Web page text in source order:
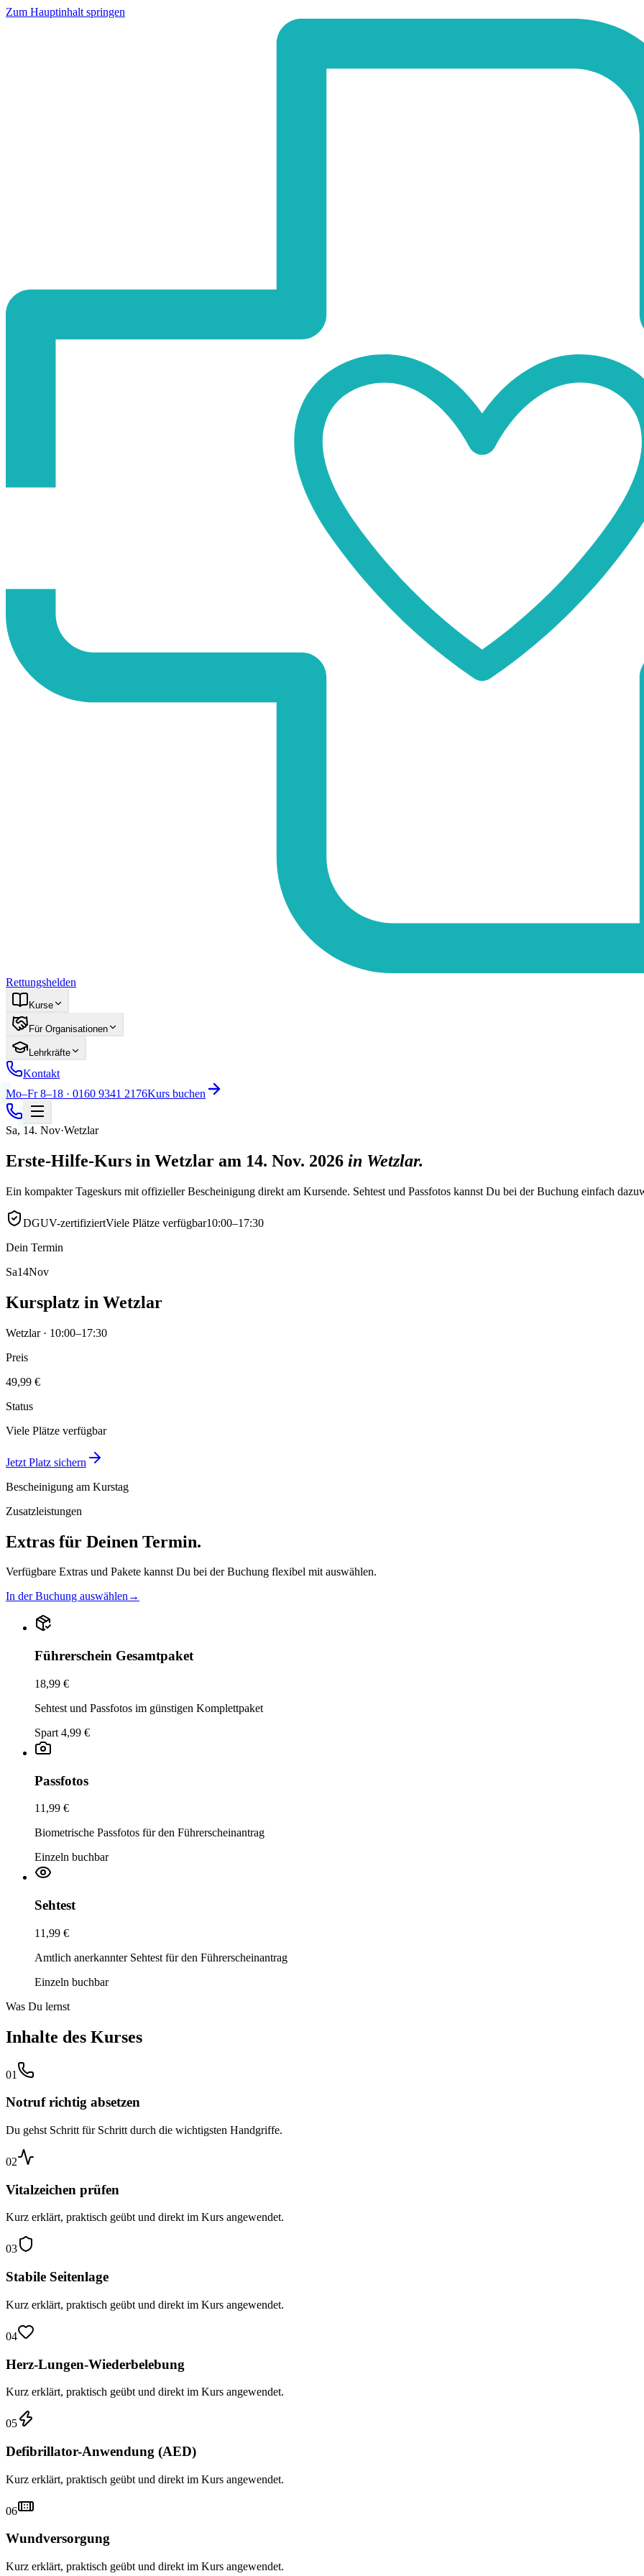
Zum Hauptinhalt springen
Rettungshelden
Kurse
Für Organisationen
Lehrkräfte
Kontakt
Mo–Fr 8–18 · 0160 9341 2176Kurs buchen
Sa, 14. Nov·Wetzlar
Erste-Hilfe-Kurs in Wetzlar am 14. Nov. 2026 in Wetzlar.
Ein kompakter Tageskurs mit offizieller Bescheinigung direkt am Kursende. Sehtest und Passfotos kannst Du bei der Buchung einfach
DGUV-zertifiziertViele Plätze verfügbar10:00–17:30
Dein Termin
Sa14Nov
Kursplatz in Wetzlar
Wetzlar · 10:00–17:30
Preis
49,99 €
Status
Viele Plätze verfügbar
Jetzt Platz sichern
Bescheinigung am Kurstag
Zusatzleistungen
Extras für Deinen Termin.
Verfügbare Extras und Pakete kannst Du bei der Buchung flexibel mit auswählen.
In der Buchung auswählen→
Führerschein Gesamtpaket
18,99 €
Sehtest und Passfotos im günstigen Komplettpaket
Spart 4,99 €
Passfotos
11,99 €
Biometrische Passfotos für den Führerscheinantrag
Einzeln buchbar
Sehtest
11,99 €
Amtlich anerkannter Sehtest für den Führerscheinantrag
Einzeln buchbar
Was Du lernst
Inhalte des Kurses
01
Notruf richtig absetzen
Du gehst Schritt für Schritt durch die wichtigsten Handgriffe.
02
Vitalzeichen prüfen
Kurz erklärt, praktisch geübt und direkt im Kurs angewendet.
03
Stabile Seitenlage
Kurz erklärt, praktisch geübt und direkt im Kurs angewendet.
04
Herz-Lungen-Wiederbelebung
Kurz erklärt, praktisch geübt und direkt im Kurs angewendet.
05
Defibrillator-Anwendung (AED)
Kurz erklärt, praktisch geübt und direkt im Kurs angewendet.
06
Wundversorgung
Kurz erklärt, praktisch geübt und direkt im Kurs angewendet.